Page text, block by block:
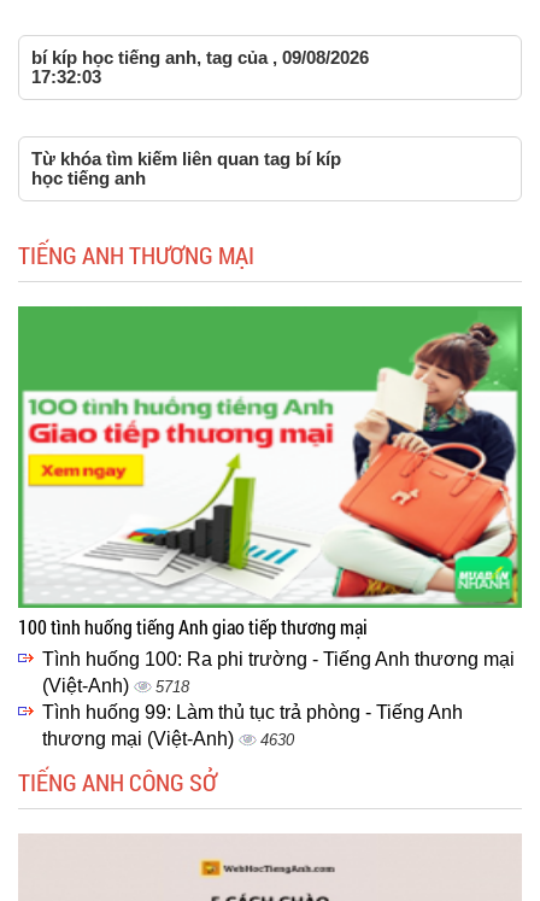
bí kíp học tiếng anh, tag của , 09/08/2026
17:32:03
Từ khóa tìm kiếm liên quan tag bí kíp
học tiếng anh
TIẾNG ANH THƯƠNG MẠI
100 tình huống tiếng Anh giao tiếp thương mại
Tình huống 100: Ra phi trường - Tiếng Anh thương mại
(Việt-Anh)
5718
Tình huống 99: Làm thủ tục trả phòng - Tiếng Anh
thương mại (Việt-Anh)
4630
TIẾNG ANH CÔNG SỞ